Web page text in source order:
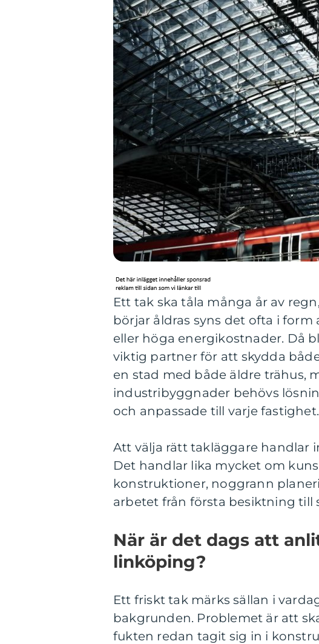
Ett tak ska tåla många år av
börjar åldras syns det ofta i
eller höga energikostnader. Då
viktig partner för att skydda
en stad med både äldre trähus,
industribyggnader behövs
och anpassade till varje fastighet.
Att välja rätt takläggare handlar
Det handlar lika mycket om
konstruktioner, noggrann
arbetet från första besiktning till
När är det dags att
linköping?
Ett friskt tak märks sällan i
bakgrunden. Problemet är att
fukten redan tagit sig in i